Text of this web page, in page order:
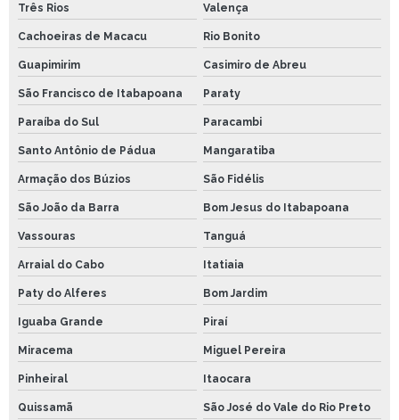
Três Rios Valença
Cachoeiras de Macacu Rio Bonito
Guapimirim Casimiro de Abreu
São Francisco de Itabapoana Paraty
Paraíba do Sul Paracambi
Santo Antônio de Pádua Mangaratiba
Armação dos Búzios São Fidélis
São João da Barra Bom Jesus do Itabapoana
Vassouras Tanguá
Arraial do Cabo Itatiaia
Paty do Alferes Bom Jardim
Iguaba Grande Piraí
Miracema Miguel Pereira
Pinheiral Itaocara
Quissamã São José do Vale do Rio Preto